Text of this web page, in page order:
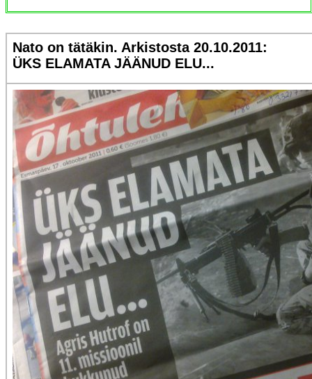
Nato on tätäkin. Arkistosta 20.10.2011:
ÜKS ELAMATA JÄÄNUD ELU...